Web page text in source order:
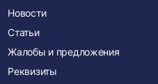
Новости
Статьи
Жалобы и предложения
Реквизиты